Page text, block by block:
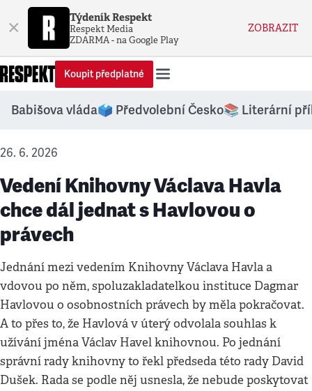
× Týdeník Respekt
Respekt Media
ZDARMA - na Google Play
ZOBRAZIT
Koupit předplatné
Babišova vláda🗳️ Předvolební Česko📚 Literární
26. 6. 2026
Vedení Knihovny Václava Havla
chce dál jednat s Havlovou o
právech
Jednání mezi vedením Knihovny Václava Havla a
vdovou po něm, spoluzakladatelkou instituce Dagmar
Havlovou o osobnostních právech by měla pokračovat.
A to přes to, že Havlová v úterý odvolala souhlas k
užívání jména Václav Havel knihovnou. Po jednání
správní rady knihovny to řekl předseda této rady David
Dušek. Rada se podle něj usnesla, že nebude poskytovat